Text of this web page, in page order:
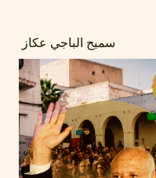
سميح الباجي عكاز